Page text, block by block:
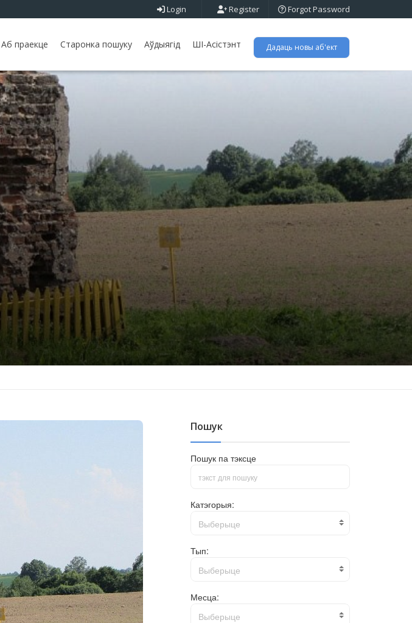
Login Register Forgot Password
Аб праекце Старонка пошуку Аўдыягід ШІ-Асістэнт Дадаць новы аб'ект
Пошук
Пошук па тэксце
Катэгорыя:
Выберыце
Тып:
Выберыце
Месца:
Выберыце